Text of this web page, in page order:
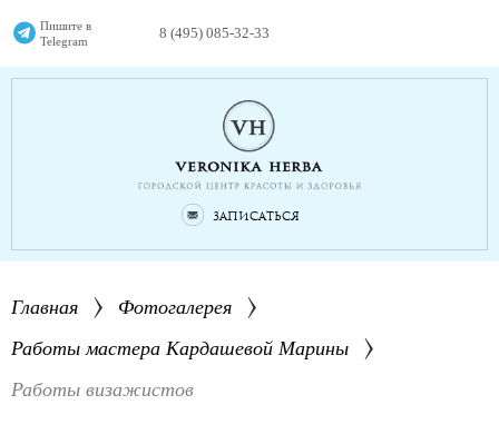
Пишите в
Telegram
8 (495) 085-32-33
Записаться
Главная
Фотогалерея
Работы мастера Кардашевой Марины
Работы визажистов